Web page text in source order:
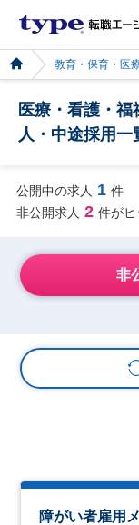
教育・保育・医
医療・看護・
人・中途採用一
公開中の求人 1 件
非公開求人 2 件がヒ
非
障がい者雇用